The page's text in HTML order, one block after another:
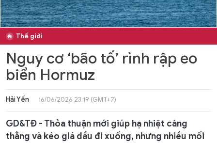
Thế giới
Nguy cơ ‘bão tố’ rình rập eo
biển Hormuz
Hải Yến 16/06/2026 23:19 (GMT+7)
GD&TĐ - Thỏa thuận mới giúp hạ nhiệt căng
thẳng và kéo giá dầu đi xuống, nhưng nhiều mối